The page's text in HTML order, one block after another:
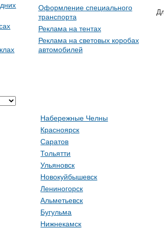
Оформление специального
транспорта
Реклама на тентах
Реклама на световых коробах
автомобилей
Набережные Челны
Красноярск
Саратов
Тольятти
Ульяновск
Новокуйбышевск
Лениногорск
Альметьевск
Бугульма
Нижнекамск